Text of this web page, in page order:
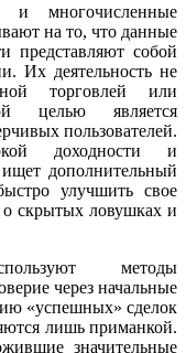
и многочисленные
на то, что данные
представляют собой
Их деятельность не
торговлей или
целью является
пользователей.
доходности и
дополнительный
улучшить свое
о скрытых ловушках и
методы
через начальные
«успешных» сделок
лишь приманкой.
значительные